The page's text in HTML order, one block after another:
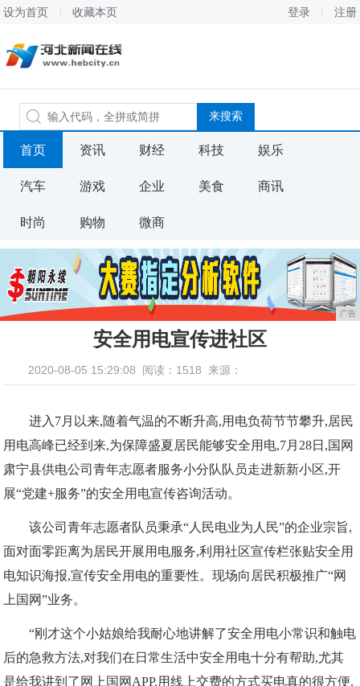
设为首页 收藏本页 登录 注册
首页 资讯 财经 科技 娱乐
汽车 游戏 企业 美食 商讯
时尚 购物 微商
广告
安全用电宣传进社区
2020-08-05 15:29:08 阅读：1518 来源：
进入7月以来,随着气温的不断升高,用电负荷节节攀升,居民
用电高峰已经到来,为保障盛夏居民能够安全用电,7月28日,国网
肃宁县供电公司青年志愿者服务小分队队员走进新新小区,开
展“党建+服务”的安全用电宣传咨询活动。
该公司青年志愿者队员秉承“人民电业为人民”的企业宗旨,
面对面零距离为居民开展用电服务,利用社区宣传栏张贴安全用
电知识海报,宣传安全用电的重要性。现场向居民积极推广“网
上国网”业务。
“刚才这个小姑娘给我耐心地讲解了安全用电小常识和触电
后的急救方法,对我们在日常生活中安全用电十分有帮助,尤其
是给我讲到了网上国网APP,用线上交费的方式买电真的很方便,